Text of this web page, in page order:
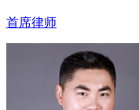
首席律师